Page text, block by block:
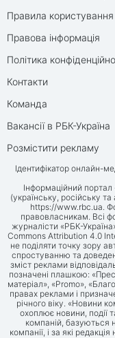
Правила користування
Правова інформація
Політика
Контакти
Команда
Вакансії в РБК-Україна
Розмістити рекламу
Ідентифікатор онлайн-
Інформаційний
(українську, російську
https://www.rbc.ua.
правовласникам. Всі
журналісти «РБК-
Commons Attribution 4.0
не поділяти точку зору
спростуванню та
зміст реклами
позначені плашкою:
матеріал», «Promo»,
правах реклами і
річного віку. «Новини
охоплює новини, події
компаній, базуються
компанії, і за які